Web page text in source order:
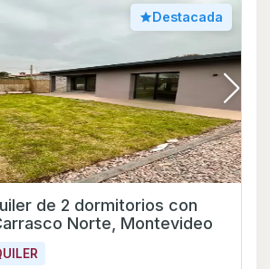
Destacada
de 2 dormitorios con
Norte, Montevideo